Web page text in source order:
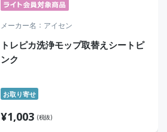
メーカー名 アイセン
トレピカ洗浄モップ取替えシートピ
ンク
お取り寄せ
¥1,003 (税抜)